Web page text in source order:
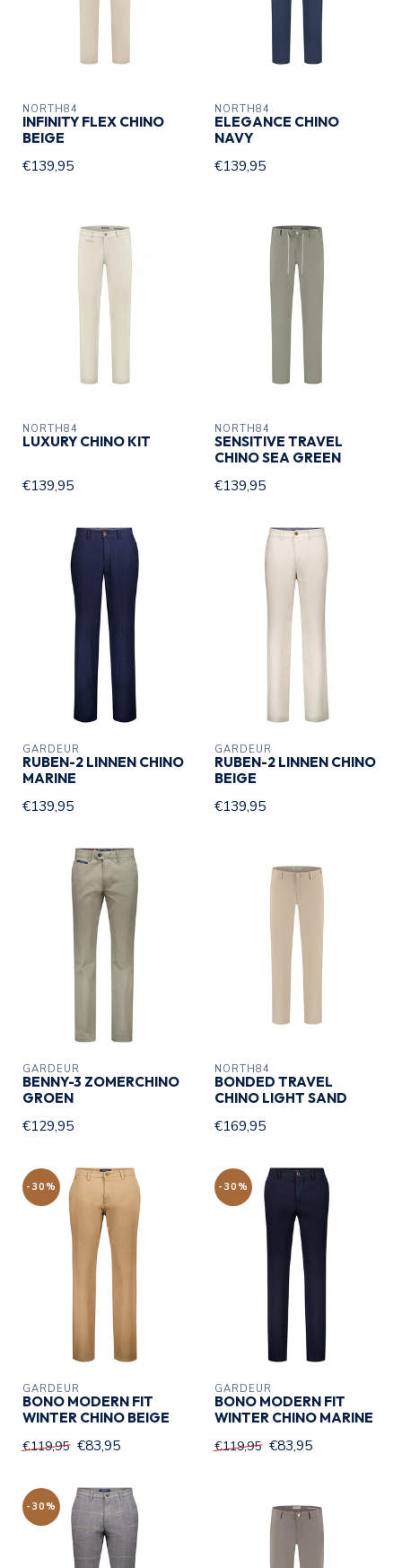
NORTH84
INFINITY FLEX CHINO
BEIGE
€139,95
NORTH84
ELEGANCE CHINO
NAVY
€139,95
NORTH84
LUXURY CHINO KIT
€139,95
NORTH84
SENSITIVE TRAVEL
CHINO SEA GREEN
€139,95
GARDEUR
RUBEN-2 LINNEN CHINO
MARINE
€139,95
GARDEUR
RUBEN-2 LINNEN CHINO
BEIGE
€139,95
GARDEUR
BENNY-3 ZOMERCHINO
GROEN
€129,95
NORTH84
BONDED TRAVEL
CHINO LIGHT SAND
€169,95
-30%
GARDEUR
BONO MODERN FIT
WINTER CHINO BEIGE
€119,95 €83,95
-30%
GARDEUR
BONO MODERN FIT
WINTER CHINO MARINE
€119,95 €83,95
-30%